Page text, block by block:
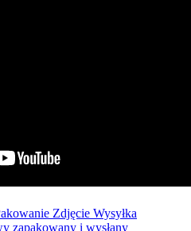
Zdjęcie Wysyłka
zapakowany i wysłany